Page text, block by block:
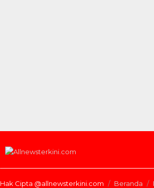
Hak Cipta @allnewsterkini.com Beranda